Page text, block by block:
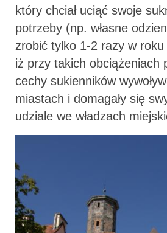
który chciał uciąć swoje
potrzeby (np. własne
zrobić tylko 1-2 razy w
iż przy takich obciążeniach
cechy sukienników
miastach i domagały się
udziale we władzach